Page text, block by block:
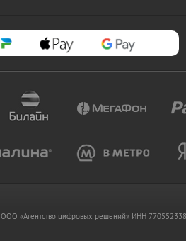
OOO «Агентство цифровых решений» ИНН